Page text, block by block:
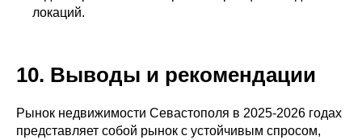
локаций.
10. Выводы и рекомендации
Рынок недвижимости Севастополя в 2025-2026 годах
представляет собой рынок с устойчивым спросом,